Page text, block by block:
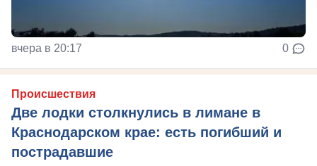
вчера в 20:17 0
Происшествия
Две лодки столкнулись в лимане в
Краснодарском крае: есть погибший и
пострадавшие